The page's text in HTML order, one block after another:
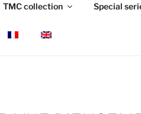
TMC collection Special